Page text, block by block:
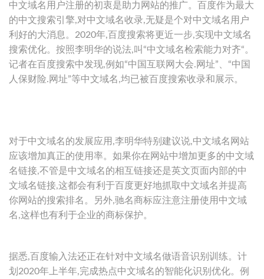
中文域名用户注册的初衷是助力网站的推广。百度作为最大
的中文搜索引擎,对中文域名收录,无疑是个对中文域名用户
利好的大消息。2020年,百度搜索将更近一步,实现中文域名
搜索优化。按照李明华的说法,叫“中文域名检索能力对齐“。
记者在百度搜索中发现,例如“中国互联网大会.网址”、“中国
人保财险.网址”等中文域名,均已被百度搜索收录和展示。
对于中文域名的发展应用,李明华特别建议说,中文域名网站
应该增加真正的使用率。如果你在网站中增加更多的中文域
名链接,不管是中文域名的相互链接还是英文页面内部的中
文域名链接,这都会有利于百度更好地抓取中文域名并提高
你网站的搜索排名。另外,驰名商标应注意注册使用中文域
名,这样也有利于企业的商标保护。
据悉,百度输入法还正在针对中文域名做语音识别训练。计
划2020年上半年,完成热点中文域名的智能化识别优化。例